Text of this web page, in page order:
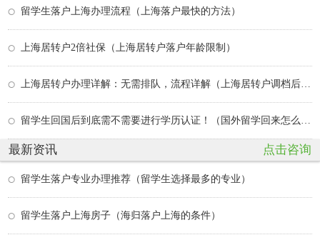
留学生落户上海办理流程（上海落户最快的方法）
上海居转户2倍社保（上海居转户落户年龄限制）
最新资讯 点击咨询
留学生落户专业办理推荐（留学生选择最多的专业）
留学生落户上海房子（海归落户上海的条件）